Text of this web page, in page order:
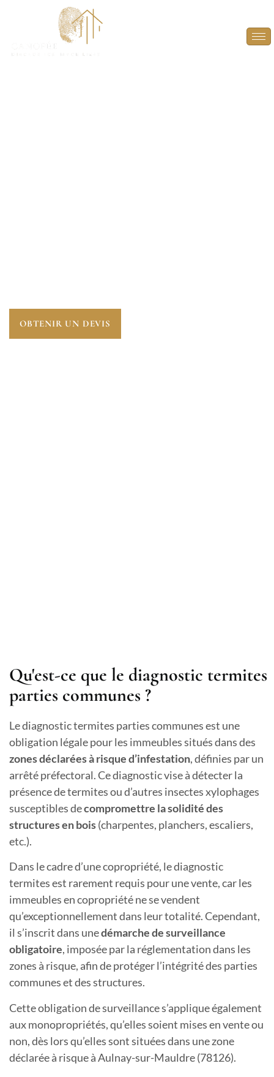
OBTENIR UN DEVIS
Qu'est-ce que le diagnostic termites
parties communes ?
Le diagnostic termites parties communes est une
obligation légale pour les immeubles situés dans des
zones déclarées à risque d’infestation, définies par un
arrêté préfectoral. Ce diagnostic vise à détecter la
présence de termites ou d’autres insectes xylophages
susceptibles decompromettre la solidité des
structures en bois(charpentes, planchers, escaliers,
etc.).
Dans le cadre d’une copropriété, le diagnostic
termites est rarement requis pour une vente, car les
immeubles en copropriété ne se vendent
qu’exceptionnellement dans leur totalité. Cependant,
il s’inscrit dans unedémarche de surveillance
obligatoire, imposée par la réglementation dans les
zones à risque, afin de protéger l’intégrité des parties
communes et des structures.
Cette obligation de surveillance s’applique également
aux monopropriétés, qu’elles soient mises en vente ou
non, dès lors qu’elles sont situées dans une zone
déclarée à risqueà Aulnay-sur-Mauldre (78126).